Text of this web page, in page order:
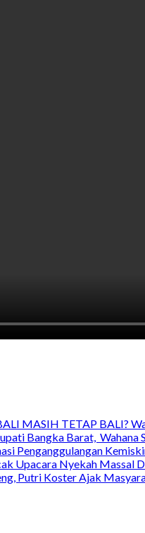
MASIH TETAP BALI?
Bangka Barat,
Penganggulangan
Upacara Nyekah Massal
Putri Koster Ajak